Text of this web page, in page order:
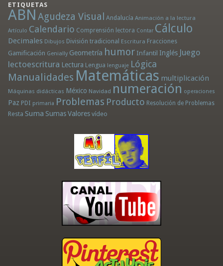
ETIQUETAS
ABN Agudeza Visual Andalucía Animación a la lectura
Artículo Calendario Comprensión lectora Contar Cálculo
Decimales Dibujos División tradicional Escritura Fracciones
Gamificación Genially Geometría humor Infantil Inglés Juego
lectoescritura Lectura Lengua lenguaje Lógica
Manualidades Matemáticas multiplicación
Máquinas didácticas México Navidad numeración operaciones
Paz PDI primaria Problemas Producto Resolución de Problemas
Resta Suma Sumas Valores vídeo